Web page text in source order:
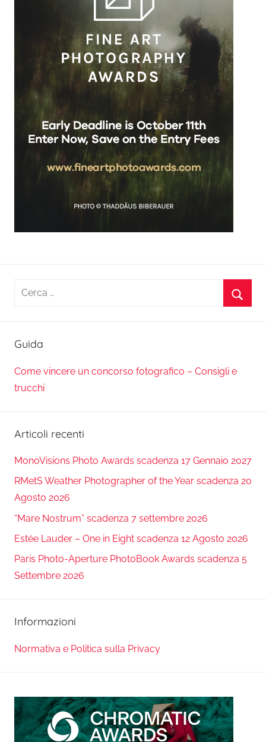
Ricerca
Guida
Come vincere un concorso fotografico – Consigli e
trucchi
Articoli recenti
MonoVisions Photo Awards scadenza 17 Gennaio 2027
RMetS Weather Photographer of the Year scadenza 20
Agosto 2026
“Mare Nostrum” scadenza 7 settembre 2026
Estée Lauder – One in Eight scadenza 12 Agosto 2026
Paris Photo-Aperture PhotoBook Awards scadenza 5
Settembre 2026
Informazioni
Normativa e Politica sulla Privacy